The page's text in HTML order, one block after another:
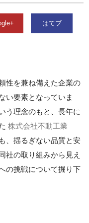
はてブ
性を兼ね備えた企業の
い要素となっていま
う理念のもと、長年に
株式会社不動工業
、揺るぎない品質と安
社の取り組みから見え
の挑戦について掘り下